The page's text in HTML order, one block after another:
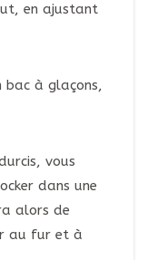
en ajustant
bac à glaçons,
vous
dans une
alors de
au fur et à